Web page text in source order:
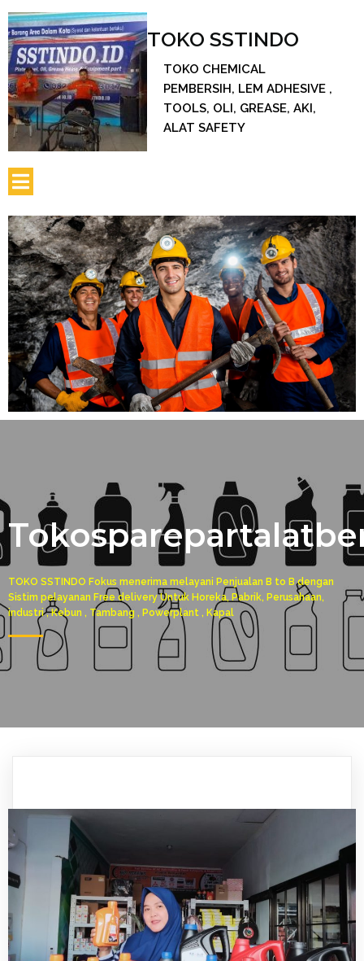
TOKO SSTINDO
TOKO CHEMICAL
PEMBERSIH, LEM ADHESIVE ,
TOOLS, OLI, GREASE, AKI,
ALAT SAFETY
TOKO SSTINDO Fokus menerima melayani Penjualan B to B dengan
Sistim pelayanan Free delivery Untuk Horeka, Pabrik, Perusahaan,
industri , Kebun , Tambang , Powerplant , Kapal